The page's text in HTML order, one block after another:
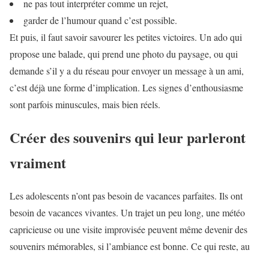
ne pas tout interpréter comme un rejet,
garder de l’humour quand c’est possible.
Et puis, il faut savoir savourer les petites victoires. Un ado qui
propose une balade, qui prend une photo du paysage, ou qui
demande s’il y a du réseau pour envoyer un message à un ami,
c’est déjà une forme d’implication. Les signes d’enthousiasme
sont parfois minuscules, mais bien réels.
Créer des souvenirs qui leur parleront
vraiment
Les adolescents n’ont pas besoin de vacances parfaites. Ils ont
besoin de vacances vivantes. Un trajet un peu long, une météo
capricieuse ou une visite improvisée peuvent même devenir des
souvenirs mémorables, si l’ambiance est bonne. Ce qui reste, au